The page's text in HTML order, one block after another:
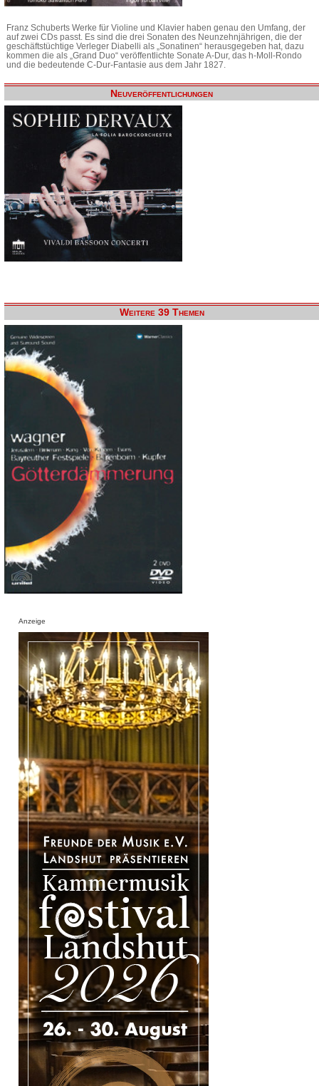
Franz Schuberts Werke für Violine und Klavier haben genau den Umfang, der
auf zwei CDs passt. Es sind die drei Sonaten des Neunzehnjährigen, die der
geschäftstüchtige Verleger Diabelli als „Sonatinen“ herausgegeben hat, dazu
kommen die als „Grand Duo“ veröffentlichte Sonate A-Dur, das h-Moll-Rondo
und die bedeutende C-Dur-Fantasie aus dem Jahr 1827.
Neuveröffentlichungen
Weitere 39 Themen
Anzeige